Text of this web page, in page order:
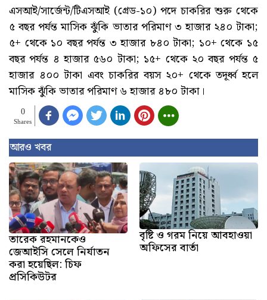
এসআই/সার্জেন্ট/টিএসআই (গ্রেড-১০) পদে চাকরির শুরু থেকে
৫ বছর পর্যন্ত মাসিক ঝুঁকি ভাতার পরিমাণ ৩ হাজার ২৪০ টাকা;
৫+ থেকে ১০ বছর পর্যন্ত ৩ হাজার ৮৪০ টাকা; ১০+ থেকে ১৫
বছর পর্যন্ত ৪ হাজার ৫৬০ টাকা; ১৫+ থেকে ২০ বছর পর্যন্ত ৫
হাজার ৪০০ টাকা এবং চাকরির বয়স ২০+ থেকে তদূর্ধ্ব হলে
মাসিক ঝুঁকি ভাতার পরিমাণ ৬ হাজার ৪৮০ টাকা।
0
Shares
আরও খবর
তারেক রহমানকেও
জেআইসি সেলে নির্যাতন
করা হয়েছিল: চিফ
প্রসিকিউটর
বৃষ্টি ও গরম নিয়ে আবহাওয়া
অফিসের বার্তা